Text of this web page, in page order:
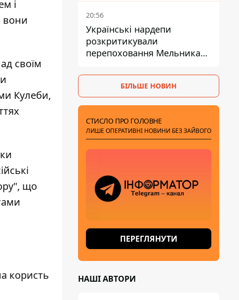
і
вони
своїм
Кулеби,
що
користь
20:56
Українські нардепи
розкритикували
перепоховання Мельника
ізоляції
БІЛЬШЕ НОВИН
СТИСЛО ПРО ГОЛОВНЕ
ЛИШЕ ОПЕРАТИВНІ НОВИНИ БЕЗ ЗАЙВОГО
ПЕРЕГЛЯНУТИ
НАШІ АВТОРИ